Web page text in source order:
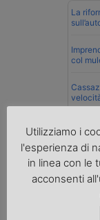
La
col
su
Utilizziamo i
l'esperienza di
in linea con le
acconsenti